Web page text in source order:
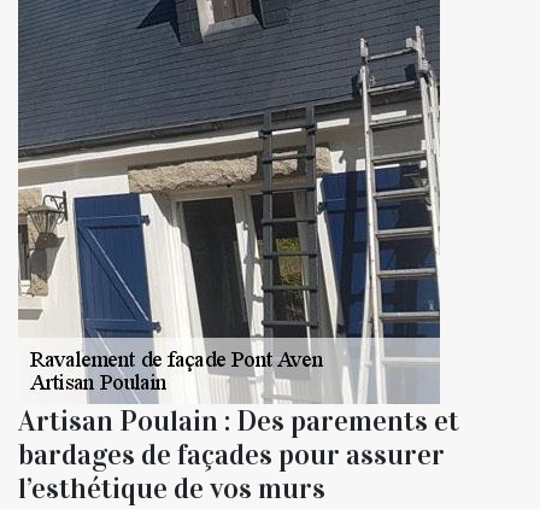
Artisan Poulain : Des parements et
bardages de façades pour assurer
l’esthétique de vos murs